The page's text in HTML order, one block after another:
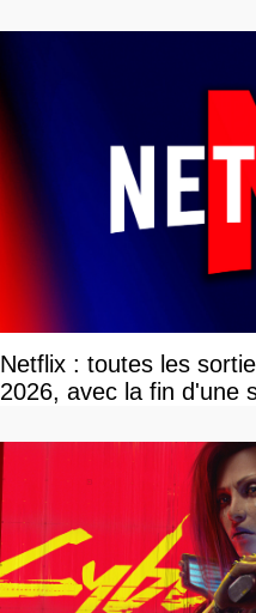
Netflix : toutes les
2026, avec la fin d'une